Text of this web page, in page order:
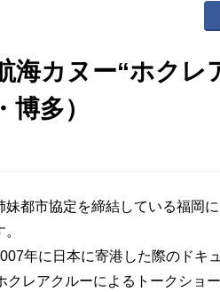
海カヌー“ホクレ
多）
妹都市協定を締結している福岡
年に日本に寄港した際のドキ
クレアクルーによるトークショ